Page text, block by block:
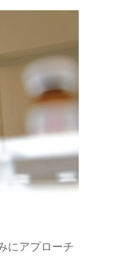
にアプローチ